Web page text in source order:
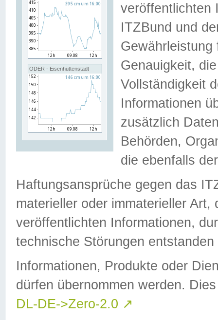
ODER - Eisenhüttenstadt
veröffentlichten
ITZBund und
Genauigkeit,
Vollständigkeit
Informationen
zusätzlich
Behörden,
die ebenfalls
Haftungsansprüche gegen das
materieller oder immaterieller
veröffentlichten Informationen,
technische Störungen
Informationen, Produkte oder
dürfen übernommen werden.
DL-DE->Zero-2.0 ↗